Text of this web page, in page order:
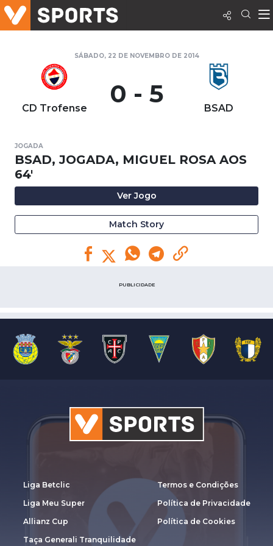
SÁBADO, 22 DE NOVEMBRO DE 2014
CD Trofense 0 - 5 BSAD
JOGADA
BSAD, JOGADA, MIGUEL ROSA AOS
64'
Ver Jogo
Match Story
PUBLICIDADE
Liga Betclic
Liga Meu Super
Allianz Cup
Taça Generali Tranquilidade
Termos e Condições
Política de Privacidade
Política de Cookies